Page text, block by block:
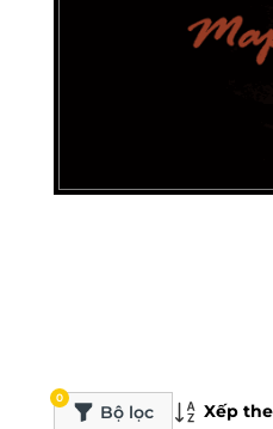
Bộ lọc
0
Xếp